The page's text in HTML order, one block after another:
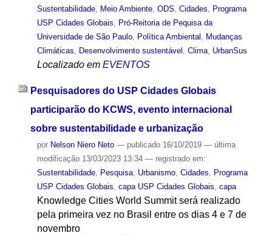
Sustentabilidade, Meio Ambiente, ODS Cidades
Programa
USP Cidades Globais
Pró-Reitoria de Pequisa da
Universidade de São Paulo, Política Ambiental
Mudanças
Climáticas
Desenvolvimento sustentável Clima, UrbanSus
Localizado em EVENTOS
Pesquisadores do USP Cidades Globais
participarão do KCWS, evento internacional
sobre sustentabilidade e urbanização
por Nelson Niero Neto — publicado16/10/2019 — última
modificação13/03/2023 13:34 — registrado em:
Sustentabilidade, Pesquisa, Urbanismo, Cidades
Programa
USP Cidades Globais capa USP Cidades Globais capa
Knowledge Cities World Summit será realizado
pela primeira vez no Brasil entre os dias 4 e 7 de
novembro